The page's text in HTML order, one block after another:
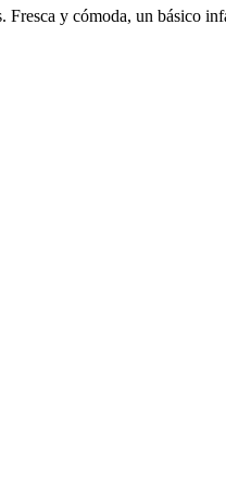
Fresca y cómoda, un básico